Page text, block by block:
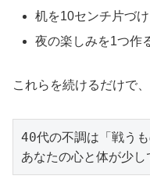
机を10センチ片づけ
夜の楽しみを1つ作
これらを続けるだけで
40代の不調は「戦う